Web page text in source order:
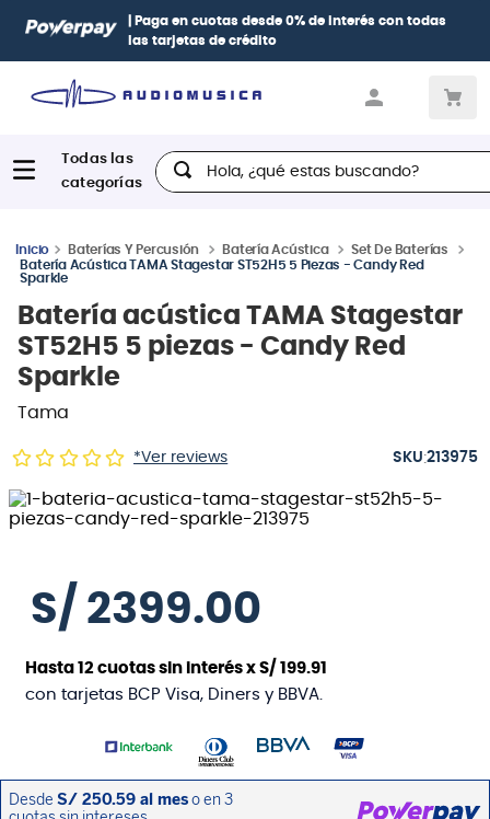
desde 0% de interéscon todas
de crédito
Paga conhasta 12
Hola, ¿qué estas buscando?
Baterías Y Percusión Batería Acústica
Set De Baterías
Batería Acústica TAMA Stagestar ST52H5 5 Piezas - Candy Red
Sparkle
Batería acústica TAMA Stagestar
ST52H5 5 piezas - Candy Red
Sparkle
Tama
*Ver reviews :213975
S/ 2399.00
Hasta12 cuotas sin interés xS/ 199.91
con tarjetas BCP Visa, Diners y BBVA.